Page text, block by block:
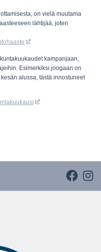
on vielä muutama
lähtijää, joten
kampanjaan,
Esimerkiksi joogaan on
alussa, tästä innostuneet